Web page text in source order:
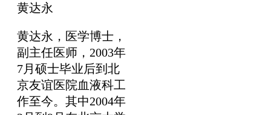
黄达永
黄达永，医学博士，
副主任医师，2003年
7月硕士毕业后到北
京友谊医院血液科工
作至今。其中2004年